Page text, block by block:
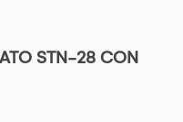
STN-28 CON